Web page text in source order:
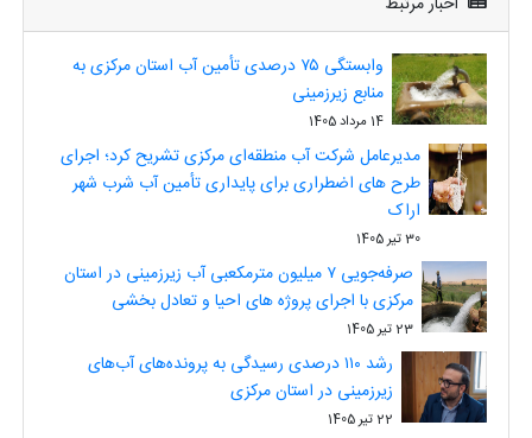
وابستگی ۷۵ درصدی تأمین آب استان مرکزی به
منابع زیرزمینی
14 مرداد 1405
مدیرعامل شرکت آب منطقه‌ای مرکزی تشریح کرد؛ اجرای
طرح های اضطراری برای پایداری تأمین آب شرب شهر
اراک
30 تیر 1405
صرفه‌جویی ۷ میلیون مترمکعبی آب زیرزمینی در استان
مرکزی با اجرای پروژه های احیا و تعادل بخشی
23 تیر 1405
رشد ۱۱۰ درصدی رسیدگی به پرونده‌های آب‌های
زیرزمینی در استان مرکزی
22 تیر 1405